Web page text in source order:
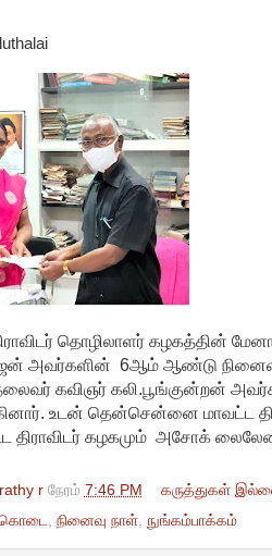
தொழிலாளர் கழகத்தின்
அவர்களின் 6ஆம் ஆண்டு நினைவு
கவிஞர் கலி.பூங்குன்றன்
உடன் தென்சென்னை மாவட்ட
கழகமும் அசோக் லைலேண்டு
r நேரம் 7:46 PM
கருத்துகள்
நினைவு நாள், நுங்கம்பாக்கம்